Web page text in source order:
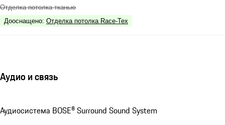
Отделка потолка тканью
Дооснащено: Отделка потолка Race-Tex
Аудио и связь
Аудиосистема BOSE® Surround Sound System